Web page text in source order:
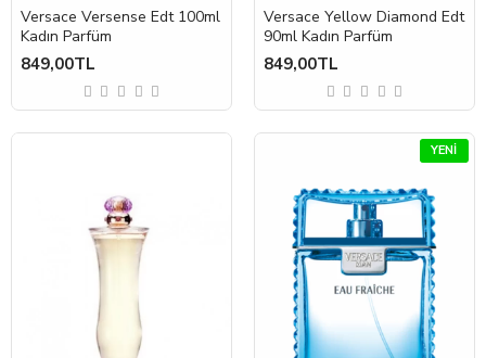
Versace Versense Edt 100ml
Kadın Parfüm
849,00TL
Versace Yellow Diamond Edt
90ml Kadın Parfüm
849,00TL
YENI